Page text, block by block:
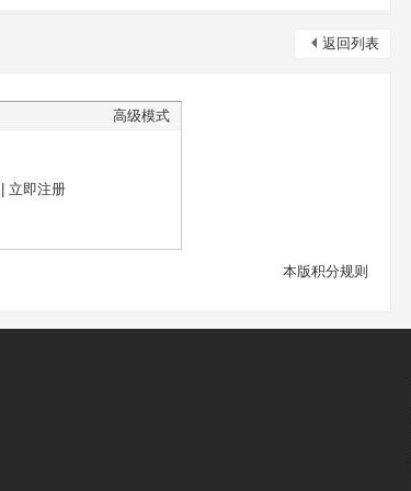
返回列表
高级模式
立即注册
本版积分规则